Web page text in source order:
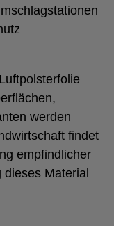
werden
findet
empfindlicher
Material